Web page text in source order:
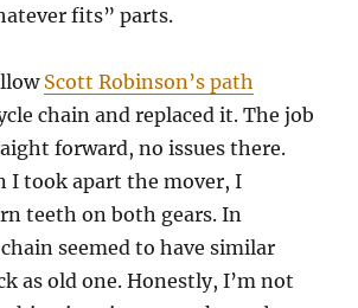
fits” parts.
Scott Robinson’s path
chain and replaced it. The job
forward, no issues there.
I took apart the mover, I
teeth on both gears. In
seemed to have similar
as old one. Honestly, I’m not